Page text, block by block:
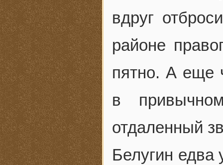
вдруг
районе
пятно. А еще
в
отдаленный
Белугин едва